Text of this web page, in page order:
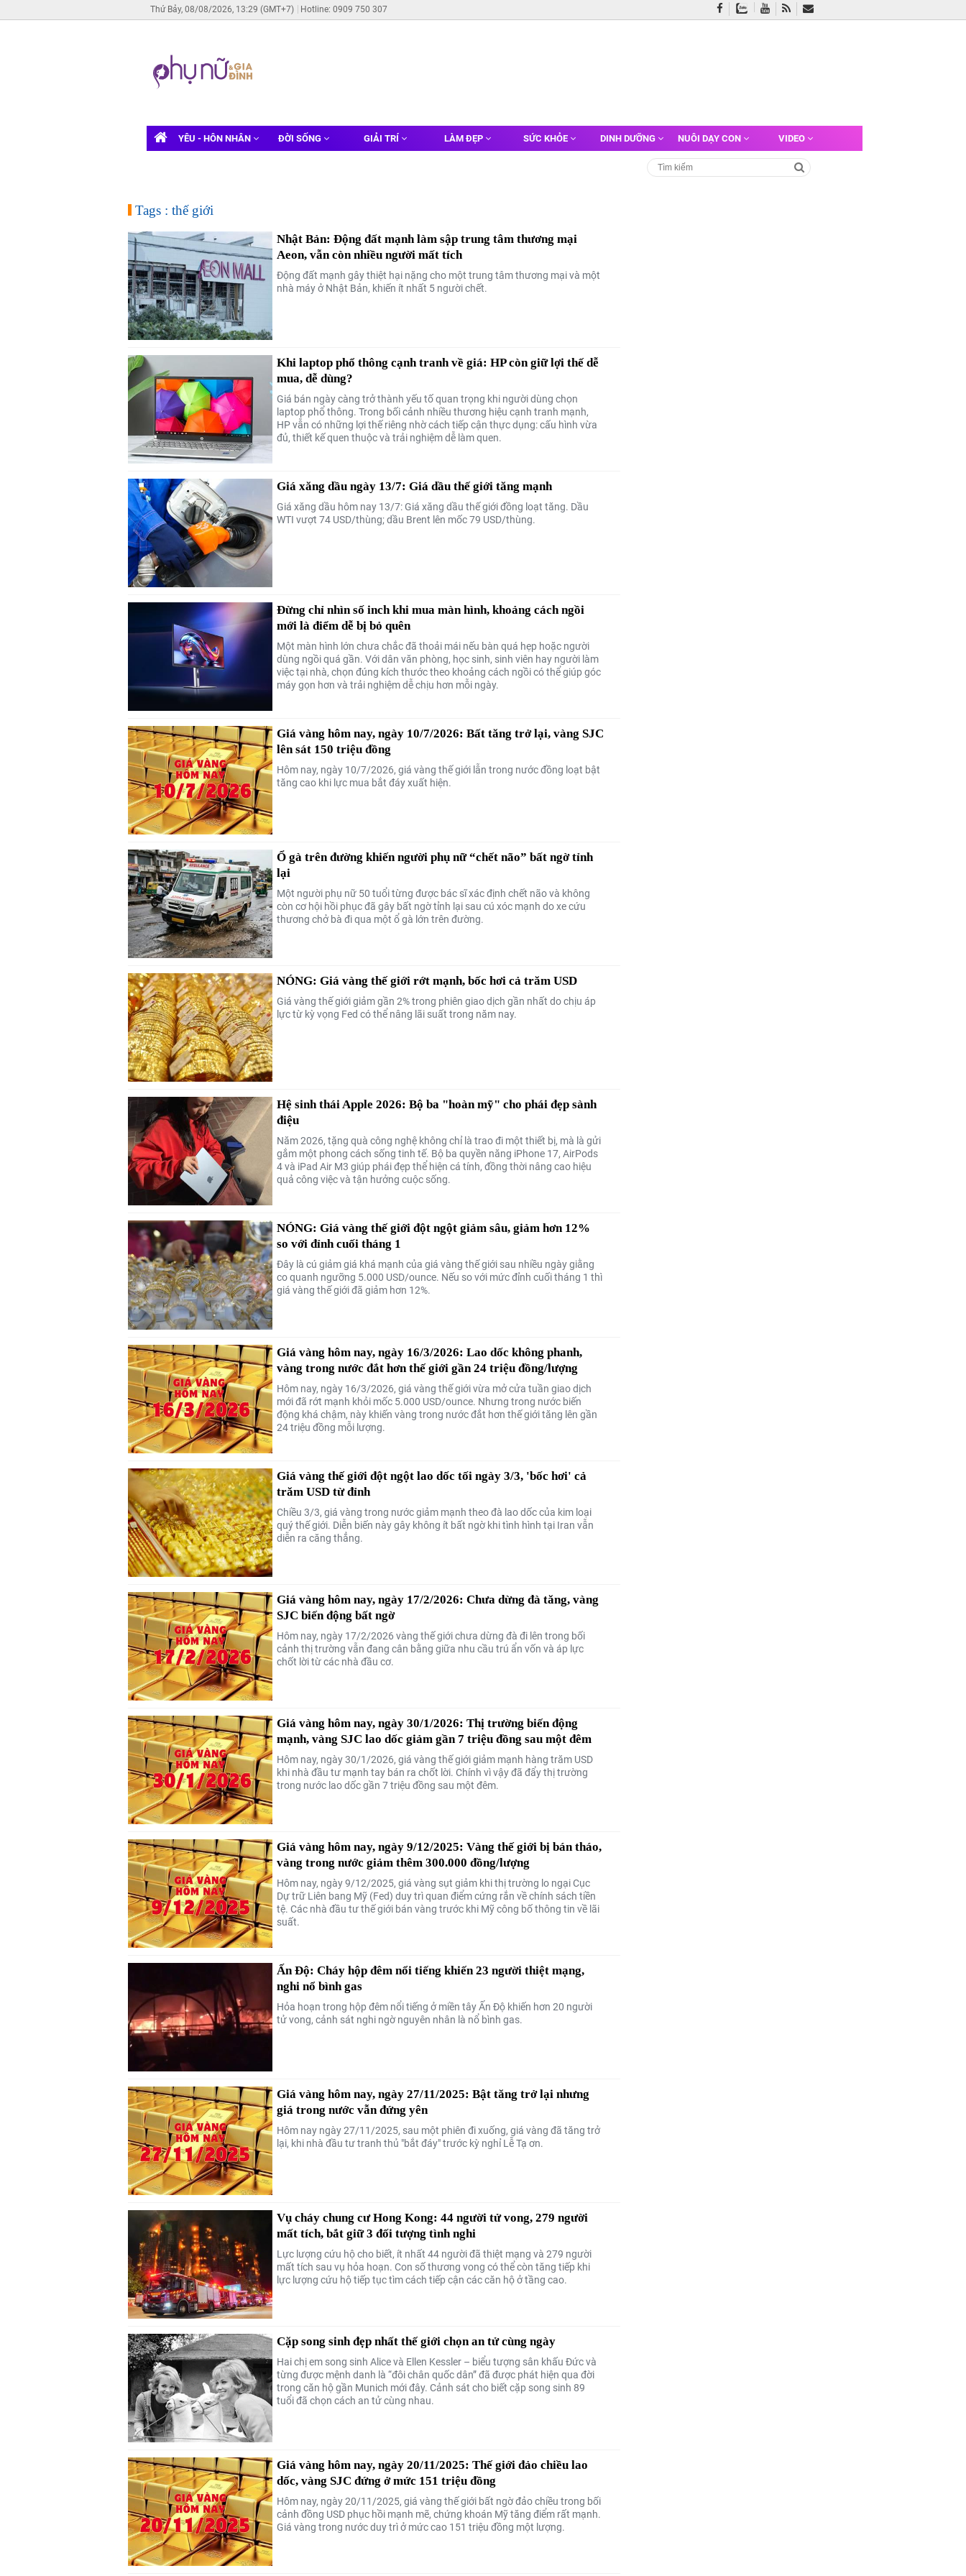
Thứ Bảy, 08/08/2026, 13:29 (GMT+7) Hotline: 0909 750 307
YÊU - HÔN NHÂN ĐỜI SỐNG GIẢI TRÍ LÀM ĐẸP SỨC KHỎE DINH DƯỠNG NUÔI DẠY CON VIDEO
Tags : thế giới
Nhật Bản: Động đất mạnh làm sập trung tâm thương mại
Aeon, vẫn còn nhiều người mất tích
Động đất mạnh gây thiệt hại nặng cho một trung tâm thương mại và một
nhà máy ở Nhật Bản, khiến ít nhất 5 người chết.
Khi laptop phổ thông cạnh tranh về giá: HP còn giữ lợi thế dễ
mua, dễ dùng?
Giá bán ngày càng trở thành yếu tố quan trọng khi người dùng chọn
laptop phổ thông. Trong bối cảnh nhiều thương hiệu cạnh tranh mạnh,
HP vẫn có những lợi thế riêng nhờ cách tiếp cận thực dụng: cấu hình vừa
đủ, thiết kế quen thuộc và trải nghiệm dễ làm quen.
Giá xăng dầu ngày 13/7: Giá dầu thế giới tăng mạnh
Giá xăng dầu hôm nay 13/7: Giá xăng dầu thế giới đồng loạt tăng. Dầu
WTI vượt 74 USD/thùng; dầu Brent lên mốc 79 USD/thùng.
Đừng chỉ nhìn số inch khi mua màn hình, khoảng cách ngồi
mới là điểm dễ bị bỏ quên
Một màn hình lớn chưa chắc đã thoải mái nếu bàn quá hẹp hoặc người
dùng ngồi quá gần. Với dân văn phòng, học sinh, sinh viên hay người làm
việc tại nhà, chọn đúng kích thước theo khoảng cách ngồi có thể giúp góc
máy gọn hơn và trải nghiệm dễ chịu hơn mỗi ngày.
Giá vàng hôm nay, ngày 10/7/2026: Bất tăng trở lại, vàng SJC
lên sát 150 triệu đồng
Hôm nay, ngày 10/7/2026, giá vàng thế giới lẫn trong nước đồng loạt bật
tăng cao khi lực mua bắt đáy xuất hiện.
Ổ gà trên đường khiến người phụ nữ “chết não” bất ngờ tỉnh
lại
Một người phụ nữ 50 tuổi từng được bác sĩ xác định chết não và không
còn cơ hội hồi phục đã gây bất ngờ tỉnh lại sau cú xóc mạnh do xe cứu
thương chở bà đi qua một ổ gà lớn trên đường.
NÓNG: Giá vàng thế giới rớt mạnh, bốc hơi cả trăm USD
Giá vàng thế giới giảm gần 2% trong phiên giao dịch gần nhất do chịu áp
lực từ kỳ vọng Fed có thể nâng lãi suất trong năm nay.
Hệ sinh thái Apple 2026: Bộ ba "hoàn mỹ" cho phái đẹp sành
điệu
Năm 2026, tặng quà công nghệ không chỉ là trao đi một thiết bị, mà là gửi
gắm một phong cách sống tinh tế. Bộ ba quyền năng iPhone 17, AirPods
4 và iPad Air M3 giúp phái đẹp thể hiện cá tính, đồng thời nâng cao hiệu
quả công việc và tận hưởng cuộc sống.
NÓNG: Giá vàng thế giới đột ngột giảm sâu, giảm hơn 12%
so với đỉnh cuối tháng 1
Đây là cú giảm giá khá mạnh của giá vàng thế giới sau nhiều ngày giằng
co quanh ngưỡng 5.000 USD/ounce. Nếu so với mức đỉnh cuối tháng 1 thì
giá vàng thế giới đã giảm hơn 12%.
Giá vàng hôm nay, ngày 16/3/2026: Lao dốc không phanh,
vàng trong nước đắt hơn thế giới gần 24 triệu đồng/lượng
Hôm nay, ngày 16/3/2026, giá vàng thế giới vừa mở cửa tuần giao dịch
mới đã rớt mạnh khỏi mốc 5.000 USD/ounce. Nhưng trong nước biến
động khá chậm, này khiến vàng trong nước đắt hơn thế giới tăng lên gần
24 triệu đồng mỗi lượng.
Giá vàng thế giới đột ngột lao dốc tối ngày 3/3, 'bốc hơi' cả
trăm USD từ đỉnh
Chiều 3/3, giá vàng trong nước giảm mạnh theo đà lao dốc của kim loại
quý thế giới. Diễn biến này gây không ít bất ngờ khi tình hình tại Iran vẫn
diễn ra căng thẳng.
Giá vàng hôm nay, ngày 17/2/2026: Chưa dừng đà tăng, vàng
SJC biến động bất ngờ
Hôm nay, ngày 17/2/2026 vàng thế giới chưa dừng đà đi lên trong bối
cảnh thị trường vẫn đang cân bằng giữa nhu cầu trú ẩn vốn và áp lực
chốt lời từ các nhà đầu cơ.
Giá vàng hôm nay, ngày 30/1/2026: Thị trường biến động
mạnh, vàng SJC lao dốc giảm gần 7 triệu đồng sau một đêm
Hôm nay, ngày 30/1/2026, giá vàng thế giới giảm mạnh hàng trăm USD
khi nhà đầu tư mạnh tay bán ra chốt lời. Chính vì vậy đã đẩy thị trường
trong nước lao dốc gần 7 triệu đồng sau một đêm.
Giá vàng hôm nay, ngày 9/12/2025: Vàng thế giới bị bán tháo,
vàng trong nước giảm thêm 300.000 đồng/lượng
Hôm nay, ngày 9/12/2025, giá vàng sụt giảm khi thị trường lo ngại Cục
Dự trữ Liên bang Mỹ (Fed) duy trì quan điểm cứng rắn về chính sách tiền
tệ. Các nhà đầu tư thế giới bán vàng trước khi Mỹ công bố thông tin về lãi
suất.
Ấn Độ: Cháy hộp đêm nổi tiếng khiến 23 người thiệt mạng,
nghi nổ bình gas
Hỏa hoạn trong hộp đêm nổi tiếng ở miền tây Ấn Độ khiến hơn 20 người
tử vong, cảnh sát nghi ngờ nguyên nhân là nổ bình gas.
Giá vàng hôm nay, ngày 27/11/2025: Bật tăng trở lại nhưng
giá trong nước vẫn đứng yên
Hôm nay ngày 27/11/2025, sau một phiên đi xuống, giá vàng đã tăng trở
lại, khi nhà đầu tư tranh thủ "bắt đáy" trước kỳ nghỉ Lễ Tạ ơn.
Vụ cháy chung cư Hong Kong: 44 người tử vong, 279 người
mất tích, bắt giữ 3 đối tượng tình nghi
Lực lượng cứu hộ cho biết, ít nhất 44 người đã thiệt mạng và 279 người
mất tích sau vụ hỏa hoạn. Con số thương vong có thể còn tăng tiếp khi
lực lượng cứu hộ tiếp tục tìm cách tiếp cận các căn hộ ở tầng cao.
Cặp song sinh đẹp nhất thế giới chọn an tử cùng ngày
Hai chị em song sinh Alice và Ellen Kessler – biểu tượng sân khấu Đức và
từng được mệnh danh là “đôi chân quốc dân” đã được phát hiện qua đời
trong căn hộ gần Munich mới đây. Cảnh sát cho biết cặp song sinh 89
tuổi đã chọn cách an tử cùng nhau.
Giá vàng hôm nay, ngày 20/11/2025: Thế giới đảo chiều lao
dốc, vàng SJC đứng ở mức 151 triệu đồng
Hôm nay, ngày 20/11/2025, giá vàng thế giới bất ngờ đảo chiều trong bối
cảnh đồng USD phục hồi mạnh mẽ, chứng khoán Mỹ tăng điểm rất mạnh.
Giá vàng trong nước duy trì ở mức cao 151 triệu đồng một lượng.